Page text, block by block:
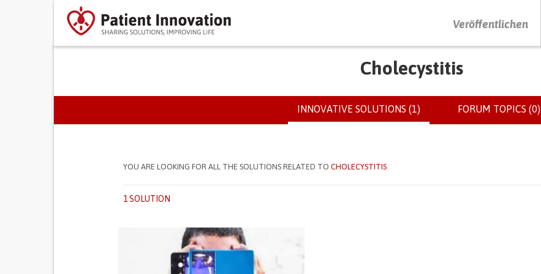
Veröffentlichen
DRÜCKEN SIE AUF ENTER UM DIE SUCHE ZU STARTEN
Cholecystitis
PRIMARY TABS INNOVATIVE SOLUTIONS (1)
TAB)
FORUM TOPICS (0)
YOU ARE LOOKING FOR ALL THE SOLUTIONS RELATED TO CHOLECYSTITIS
1 SOLUTION